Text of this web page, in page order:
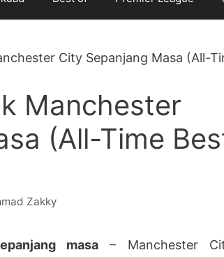
City Sepanjang Masa (All-
Manchester
(All-Time
Zakky
masa– Manchester